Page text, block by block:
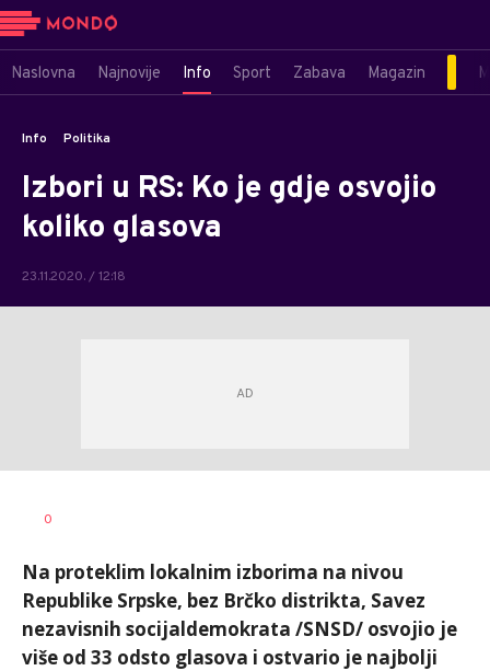
Naslovna Najnovije Info Sport Zabava Magazin
Info Politika
Izbori u RS: Ko je gdje osvojio
koliko glasova
23.11.2020. / 12:18
AUTOR
0
Na proteklim lokalnim izborima na nivou
Republike Srpske, bez Brčko distrikta, Savez
nezavisnih socijaldemokrata /SNSD/ osvojio je
više od 33 odsto glasova i ostvario je najbolji